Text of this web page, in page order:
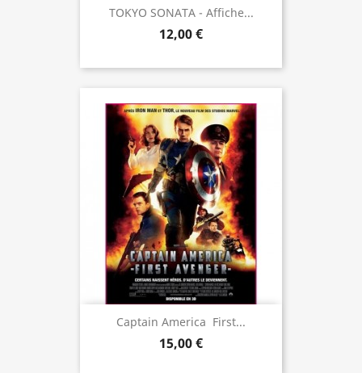
TOKYO SONATA - Affiche...
12,00 €
Captain America  First...
15,00 €